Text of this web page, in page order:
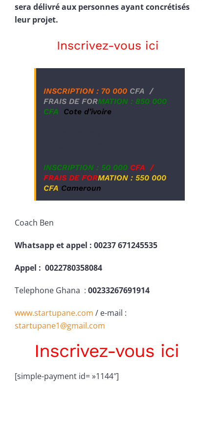
sera délivré aux personnes ayant concrétisés
leur projet.
Inscrivez-vous ici
INSCRIPTION : 70 000 CFA /
FRAIS DE FORMATION : 850 000
CFA Cote d’ivoire
INSCRIPTION : 50 000 CFA /
FRAIS DEFORMATION : 550 000
CFA Cameroun
Coach Ben
Whatsapp et appel : 00237 671245535
Appel : 0022780358084
Telephone Ghana : 00233267691914
www.startupane.com / e-mail :
startupane1@gmail.com
Inscrivez-vous ici
[simple-payment id= »1144″]